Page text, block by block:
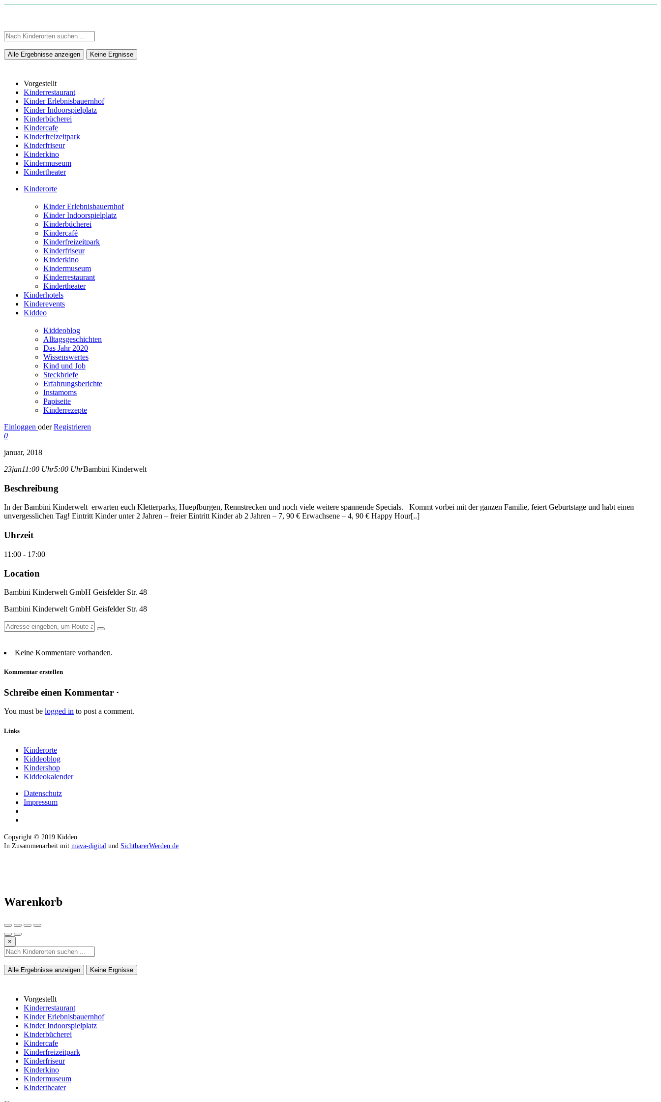
Alle Ergebnisse anzeigen Keine Ergnisse
Vorgestellt
Kinderrestaurant
Kinder Erlebnisbauernhof
Kinder Indoorspielplatz
Kinderbücherei
Kindercafe
Kinderfreizeitpark
Kinderfriseur
Kinderkino
Kindermuseum
Kindertheater
Kinderorte
Kinder Erlebnisbauernhof
Kinder Indoorspielplatz
Kinderbücherei
Kindercafé
Kinderfreizeitpark
Kinderfriseur
Kinderkino
Kindermuseum
Kinderrestaurant
Kindertheater
Kinderhotels
Kinderevents
Kiddeo
Kiddeoblog
Alltagsgeschichten
Das Jahr 2020
Wissenswertes
Kind und Job
Steckbriefe
Erfahrungsberichte
Instamoms
Papiseite
Kinderrezepte
Einloggen oder Registrieren
0
januar, 2018
23jan11:00 Uhr5:00 UhrBambini Kinderwelt
Beschreibung
In der Bambini Kinderwelt erwarten euch Kletterparks, Huepfburgen, Rennstrecken und noch viele weitere spannende Specials. Kommt vorbei mit der ganzen Familie, feiert Geburtstage und habt einen
unvergesslichen Tag! Eintritt Kinder unter 2 Jahren – freier Eintritt Kinder ab 2 Jahren – 7, 90 € Erwachsene – 4, 90 € Happy Hour[..]
Uhrzeit
11:00 - 17:00
Location
Bambini Kinderwelt GmbH Geisfelder Str. 48
Bambini Kinderwelt GmbH Geisfelder Str. 48
Keine Kommentare vorhanden.
Kommentar erstellen
Schreibe einen Kommentar ·
You must be logged in to post a comment.
Links
Kinderorte
Kiddeoblog
Kindershop
Kiddeokalender
Datenschutz
Impressum
Copyright © 2019 Kiddeo
In Zusammenarbeit mit mava-digital und SichtbarerWerden.de
Warenkorb
×
Alle Ergebnisse anzeigen Keine Ergnisse
Vorgestellt
Kinderrestaurant
Kinder Erlebnisbauernhof
Kinder Indoorspielplatz
Kinderbücherei
Kindercafe
Kinderfreizeitpark
Kinderfriseur
Kinderkino
Kindermuseum
Kindertheater